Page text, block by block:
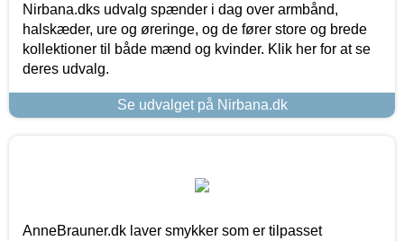
Nirbana.dks udvalg spænder i dag over armbånd,
halskæder, ure og øreringe, og de fører store og brede
kollektioner til både mænd og kvinder. Klik her for at se
deres udvalg.
Se udvalget på Nirbana.dk
AnneBrauner.dk laver smykker som er tilpasset